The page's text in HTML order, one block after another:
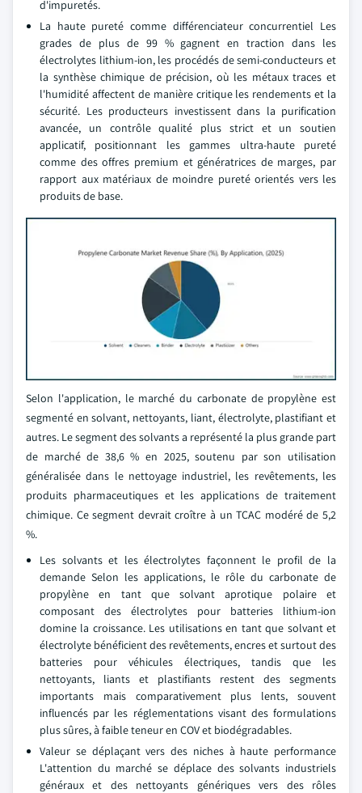
d'impuretés.
La haute pureté comme différenciateur concurrentiel Les
grades de plus de 99 % gagnent en traction dans les
électrolytes lithium-ion, les procédés de semi-conducteurs et
la synthèse chimique de précision, où les métaux traces et
l'humidité affectent de manière critique les rendements et la
sécurité. Les producteurs investissent dans la purification
avancée, un contrôle qualité plus strict et un soutien
applicatif, positionnant les gammes ultra-haute pureté
comme des offres premium et génératrices de marges, par
rapport aux matériaux de moindre pureté orientés vers les
produits de base.
Selon l'application, le marché du carbonate de propylène est
segmenté en solvant, nettoyants, liant, électrolyte, plastifiant et
autres. Le segment des solvants a représenté la plus grande part
de marché de 38,6 % en 2025, soutenu par son utilisation
généralisée dans le nettoyage industriel, les revêtements, les
produits pharmaceutiques et les applications de traitement
chimique. Ce segment devrait croître à un TCAC modéré de 5,2
%.
Les solvants et les électrolytes façonnent le profil de la
demande Selon les applications, le rôle du carbonate de
propylène en tant que solvant aprotique polaire et
composant des électrolytes pour batteries lithium-ion
domine la croissance. Les utilisations en tant que solvant et
électrolyte bénéficient des revêtements, encres et surtout des
batteries pour véhicules électriques, tandis que les
nettoyants, liants et plastifiants restent des segments
importants mais comparativement plus lents, souvent
influencés par les réglementations visant des formulations
plus sûres, à faible teneur en COV et biodégradables.
Valeur se déplaçant vers des niches à haute performance
L'attention du marché se déplace des solvants industriels
généraux et des nettoyants génériques vers des rôles